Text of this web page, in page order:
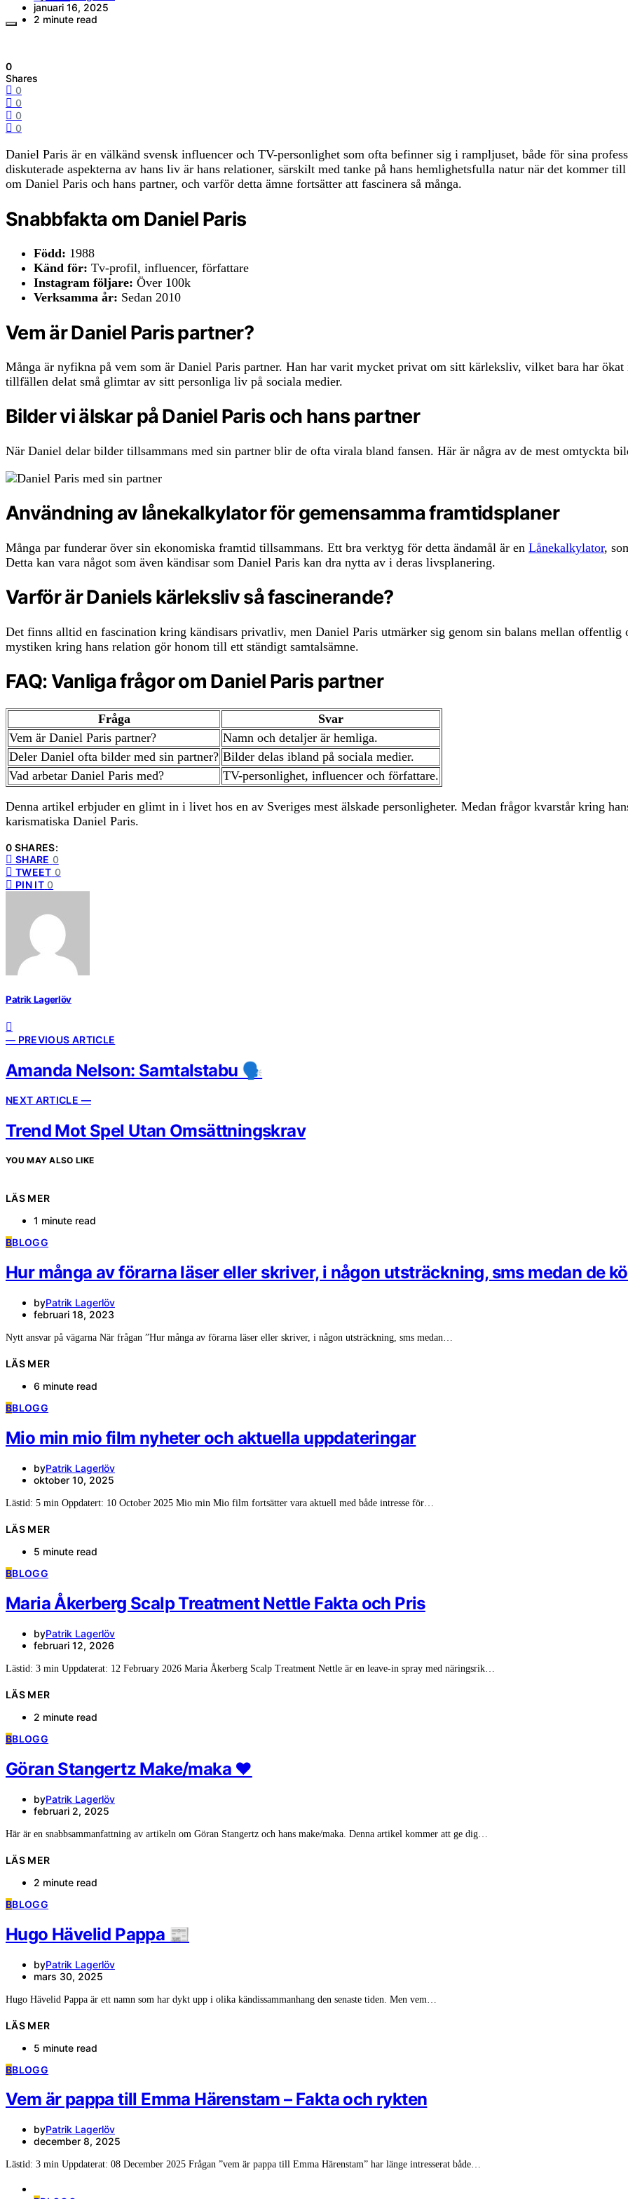
januari 16, 2025
2 minute read
0
Shares
0
0
0
0
Daniel Paris är en välkänd svensk influencer och TV-personlighet som ofta befinner sig i rampljuset, både för sina
diskuterade aspekterna av hans liv är hans relationer, särskilt med tanke på hans hemlighetsfulla natur när det kommer
om Daniel Paris och hans partner, och varför detta ämne fortsätter att fascinera så många.
Snabbfakta om Daniel Paris
Född: 1988
Känd för: Tv-profil, influencer, författare
Instagram följare: Över 100k
Verksamma år: Sedan 2010
Vem är Daniel Paris partner?
Många är nyfikna på vem som är Daniel Paris partner. Han har varit mycket privat om sitt kärleksliv, vilket bara har
tillfällen delat små glimtar av sitt personliga liv på sociala medier.
Bilder vi älskar på Daniel Paris och hans partner
När Daniel delar bilder tillsammans med sin partner blir de ofta virala bland fansen. Här är några av de mest omtyckta
Användning av lånekalkylator för gemensamma framtidsplaner
Många par funderar över sin ekonomiska framtid tillsammans. Ett bra verktyg för detta ändamål är en Lånekalkylator,
Detta kan vara något som även kändisar som Daniel Paris kan dra nytta av i deras livsplanering.
Varför är Daniels kärleksliv så fascinerande?
Det finns alltid en fascination kring kändisars privatliv, men Daniel Paris utmärker sig genom sin balans mellan
mystiken kring hans relation gör honom till ett ständigt samtalsämne.
FAQ: Vanliga frågor om Daniel Paris partner
Fråga
Svar
Vem är Daniel Paris partner?
Namn och detaljer är hemliga.
Deler Daniel ofta bilder med sin partner? Bilder delas ibland på sociala medier.
Vad arbetar Daniel Paris med?
TV-personlighet, influencer och författare.
Denna artikel erbjuder en glimt in i livet hos en av Sveriges mest älskade personligheter. Medan frågor kvarstår kring
karismatiska Daniel Paris.
0 SHARES:
SHARE 0
TWEET 0
PIN IT 0
Patrik Lagerlöv
— PREVIOUS ARTICLE
Amanda Nelson: Samtalstabu 🗣️
NEXT ARTICLE —
Trend Mot Spel Utan Omsättningskrav
YOU MAY ALSO LIKE
LÄS MER
1 minute read
BBLOGG
Hur många av förarna läser eller skriver, i någon utsträckning, sms medan de
byPatrik Lagerlöv
februari 18, 2023
Nytt ansvar på vägarna När frågan ”Hur många av förarna läser eller skriver, i någon utsträckning, sms medan…
LÄS MER
6 minute read
BBLOGG
Mio min mio film nyheter och aktuella uppdateringar
byPatrik Lagerlöv
oktober 10, 2025
Lästid: 5 min Oppdatert: 10 October 2025 Mio min Mio film fortsätter vara aktuell med både intresse för…
LÄS MER
5 minute read
BBLOGG
Maria Åkerberg Scalp Treatment Nettle Fakta och Pris
byPatrik Lagerlöv
februari 12, 2026
Lästid: 3 min Uppdaterat: 12 February 2026 Maria Åkerberg Scalp Treatment Nettle är en leave-in spray med näringsrik…
LÄS MER
2 minute read
BBLOGG
Göran Stangertz Make/maka ❤️
byPatrik Lagerlöv
februari 2, 2025
Här är en snabbsammanfattning av artikeln om Göran Stangertz och hans make/maka. Denna artikel kommer att ge dig…
LÄS MER
2 minute read
BBLOGG
Hugo Hävelid Pappa 📰
byPatrik Lagerlöv
mars 30, 2025
Hugo Hävelid Pappa är ett namn som har dykt upp i olika kändissammanhang den senaste tiden. Men vem…
LÄS MER
5 minute read
BBLOGG
Vem är pappa till Emma Härenstam – Fakta och rykten
byPatrik Lagerlöv
december 8, 2025
Lästid: 3 min Uppdaterat: 08 December 2025 Frågan ”vem är pappa till Emma Härenstam” har länge intresserat både…